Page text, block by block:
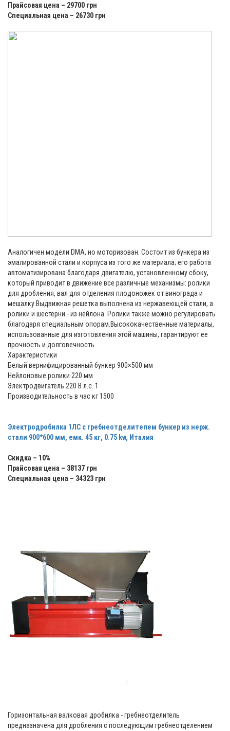
Прайсовая цена – 29700 грн
Специальная цена – 26730 грн
Аналогичен модели DMA, но моторизован. Состоит из бункера из
эмалированной стали и корпуса из того же материала; его работа
автоматизирована благодаря двигателю, установленному сбоку,
который приводит в движение все различные механизмы: ролики
для дробления, вал для отделения плодоножек от винограда и
мешалку.Выдвижная решетка выполнена из нержавеющей стали, а
ролики и шестерни - из нейлона. Ролики также можно регулировать
благодаря специальным опорам.Высококачественные материалы,
использованные для изготовления этой машины, гарантируют ее
прочность и долговечность.
Характеристики
Белый вернифицированный бункер 900×500 мм
Нейлоновые ролики 220 мм
Электродвигатель 220 В л.с. 1
Производительность в час кг 1500
Электродробилка 1ЛС с гребнеотделителем бункер из нерж.
стали 900*600 мм, емк. 45 кг, 0.75 kw, Италия
Скидка – 10%
Прайсовая цена – 38137 грн
Специальная цена – 34323 грн
Горизонтальная валковая дробилка - гребнеотделитель
предназначена для дробления с последующим гребнеотделением